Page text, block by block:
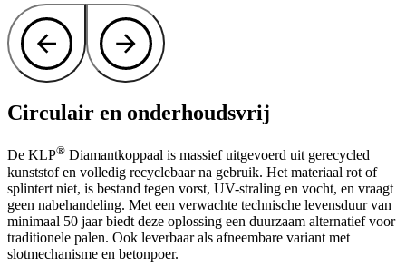
Circulair en onderhoudsvrij
De KLP® Diamantkoppaal is massief uitgevoerd uit gerecycled
kunststof en volledig recyclebaar na gebruik. Het materiaal rot of
splintert niet, is bestand tegen vorst, UV-straling en vocht, en vraagt
geen nabehandeling. Met een verwachte technische levensduur van
minimaal 50 jaar biedt deze oplossing een duurzaam alternatief voor
traditionele palen. Ook leverbaar als afneembare variant met
slotmechanisme en betonpoer.